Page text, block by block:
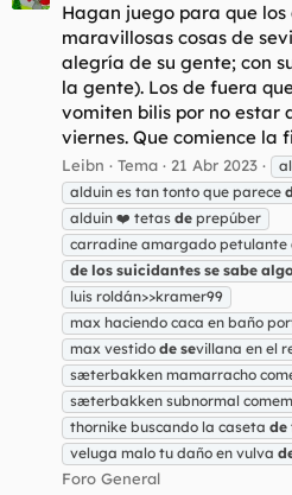
Hagan juego para que los
maravillosas cosas de
alegría de su gente; con
la gente). Los de fuera
vomiten bilis por no estar
viernes. Que comience la
Leibn Tema 21 Abr 2023
alduin es tan tonto que parece
alduin ❤️ tetas de prepúber
carradine amargado petulante
de los suicidantes se sabe
luis roldán>>kramer99
max haciendo caca en baño
max vestido de sevillana en el
sæterbakken mamarracho
sæterbakken subnormal
thornike buscando la caseta de
veluga malo tu daño en vulva
Foro General